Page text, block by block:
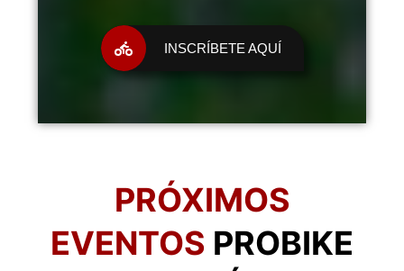
INSCRÍBETE AQUÍ
PRÓXIMOS
EVENTOS PROBIKE